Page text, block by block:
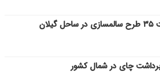
گیلان
برداشت چای در شمال کشور